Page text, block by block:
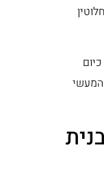
לחלוטין
כיום
המעשי